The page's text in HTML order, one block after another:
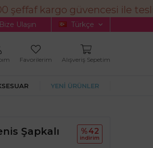
şeffaf kargo güvencesi ile
Bize Ulaşın Türkçe
Favorilerim Alışveriş Sepetim
YENİ ÜRÜNLER
Şapkalı
%42
i̇ndi̇ri̇m